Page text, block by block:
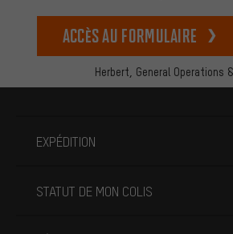
Herbert, General Operations
Accès au formulaire
EXPÉDITION
STATUT DE MON COLIS